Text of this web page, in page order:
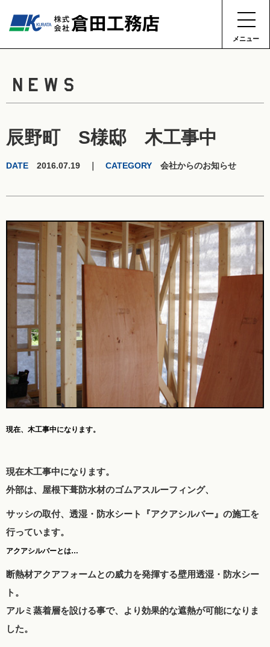
メニュー
NEWS
辰野町 S様邸 木工事中
DATE 2016.07.19 ｜ CATEGORY 会社からのお知らせ
現在、木工事中になります。
現在木工事中になります。
外部は、屋根下葺防水材のゴムアスルーフィング、
サッシの取付、透湿・防水シート『アクアシルバー』の施工を
行っています。
アクアシルバーとは…
断熱材アクアフォームとの威力を発揮する壁用透湿・防水シー
ト。
アルミ蒸着層を設ける事で、より効果的な遮熱が可能になりま
した。